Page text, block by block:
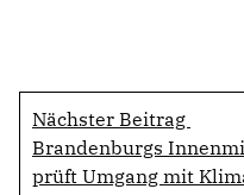
Nächster Beitrag
Brandenburgs
prüft Umgang mit